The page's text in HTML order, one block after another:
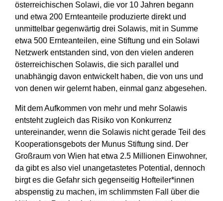
österreichischen Solawi, die vor 10 Jahren begann
und etwa 200 Ernteanteile produzierte direkt und
unmittelbar gegenwärtig drei Solawis, mit in Summe
etwa 500 Ernteanteilen, eine Stiftung und ein Solawi
Netzwerk entstanden sind, von den vielen anderen
österreichischen Solawis, die sich parallel und
unabhängig davon entwickelt haben, die von uns und
von denen wir gelernt haben, einmal ganz abgesehen.
Mit dem Aufkommen von mehr und mehr Solawis
entsteht zugleich das Risiko von Konkurrenz
untereinander, wenn die Solawis nicht gerade Teil des
Kooperationsgebots der Munus Stiftung sind. Der
Großraum von Wien hat etwa 2.5 Millionen Einwohner,
da gibt es also viel unangetastetes Potential, dennoch
birgt es die Gefahr sich gegenseitig Hofteiler*innen
abspenstig zu machen, im schlimmsten Fall über die